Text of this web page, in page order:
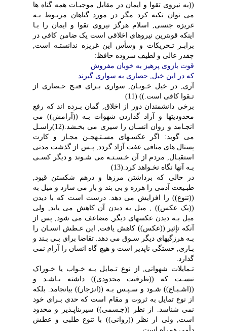
((به نیروى تقوا و ایمان در مقابل موجبـات همه گناه ها
مى توان تکیه کرد مگر در مورد گناهان مربـوط بـه
غریزه جنسى, اسلام هرگز نیروى تقوا و ایمان را بـا
اینکه قوىترین نیروهاى اخلاقى است یک ضامن کافى در
برابـر تـحریکات و وسأس این غریزه ندانستـه است,
چقدر عالى و لطیف سروده حافظ:
قوت بازوى پرهیز به خوبان مفروش
که در این خیل, حصارى به سوارى گیرند
آرى, در خیل خـوبـان, سوارى بـراى فتـح حـصارى از
تـقوا کافى است.)) (11)
برخى دانشمندان دور از اخلاق, گمان بـرده اند که رفع
محدودیتها و آزاد گذاردن شهوات بـه ((آرامش)) مى
انجـامد و روان انسـان را سیرى مى بخـشد.(12)راسـل
مى گوید: اگر عکسـهاى مسـتـهجـن مجـاز و کارت
پستال هاى منافى عفت آزاد گردد, پـس از گذشت مدتى
استقبـال, مردم از آن خـسـتـه مى شـوند و دیگر کسـى
بـه آنها نگاه نخـواهد کرد.(13)
در حالى که برداشتن مرزها و درهم شکستن قیود,
طبـیعت آدمى را هرزه و بى بند و بار مى سازد و میل به
((تنوع)) را افزایش مى دهد. درست است که با دیدن
((یک عکس)) , میل به دیدن آن کاهش مى یابد, ولى
میل بـه دیدن عکسهاى دیگر, مضاعف مى شود, پس از
آنکه تإثیر ((عکس)) کاهش یافت, این عـطش انسـان را
بـه هرزگیهاى دیگر سـوق مى دهد. تقاضا براى بـى بـند و
بـارى, خستگى ناپذیر است و هیچ گاه انسان را آرام نمى
گذارد.
تـمایلات شهوانى, از نوع تـمایل بـه خـواب یا خـوراک
نیسـت که ((ظرفیت محدودى)) داشته بـاشـد و
((اشـبـاع)) شـود و سـپـس بـه ((انزجار)) بیانجامد. بلکه
از نوع تمایل به ثروت و مقام است که حدى بـراى خود
نمى شناسد. از نظر ((جـسمى)) سیرىناپـذیر و محدود
است, ولى از نظر ((روانى)) با تنوع طلبى و عطش